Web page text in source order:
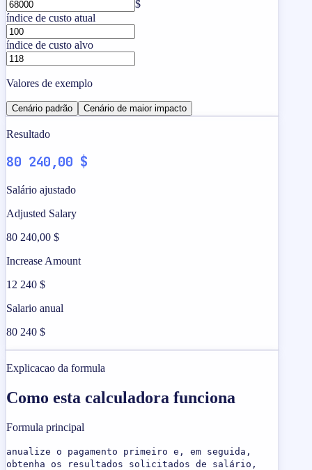
$
índice de custo atual
índice de custo alvo
Valores de exemplo
Cenário padrão Cenário de maior impacto
Resultado
80 240,00 $
Salário ajustado
Adjusted Salary
80 240,00 $
Increase Amount
12 240 $
Salario anual
80 240 $
Explicacao da formula
Como esta calculadora funciona
Formula principal
anualize o pagamento primeiro e, em seguida,
obtenha os resultados solicitados de salário,